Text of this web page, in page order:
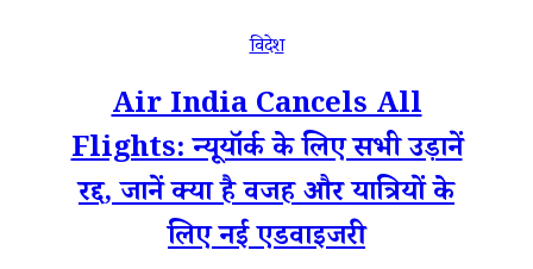
विदेश
Air India Cancels All
Flights: न्यूयॉर्क के लिए सभी उड़ानें
रद्द, जानें क्या है वजह और यात्रियों के
लिए नई एडवाइजरी